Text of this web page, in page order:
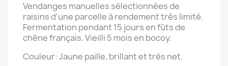
Vendanges manuelles sélectionnées de
raisins d'une parcelle à rendement très limité.
Fermentation pendant 15 jours en fûts de
chêne français. Vieilli 5 mois en bocoy.
Couleur: Jaune paille, brillant et très net.